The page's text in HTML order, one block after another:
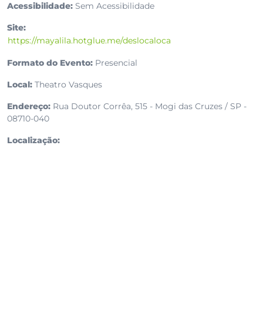
Acessibilidade: Sem Acessibilidade
Site:
https://mayalila.hotglue.me/deslocaloca
Formato do Evento: Presencial
Local: Theatro Vasques
Endereço: Rua Doutor Corrêa, 515 - Mogi das Cruzes / SP -
08710-040
Localização: